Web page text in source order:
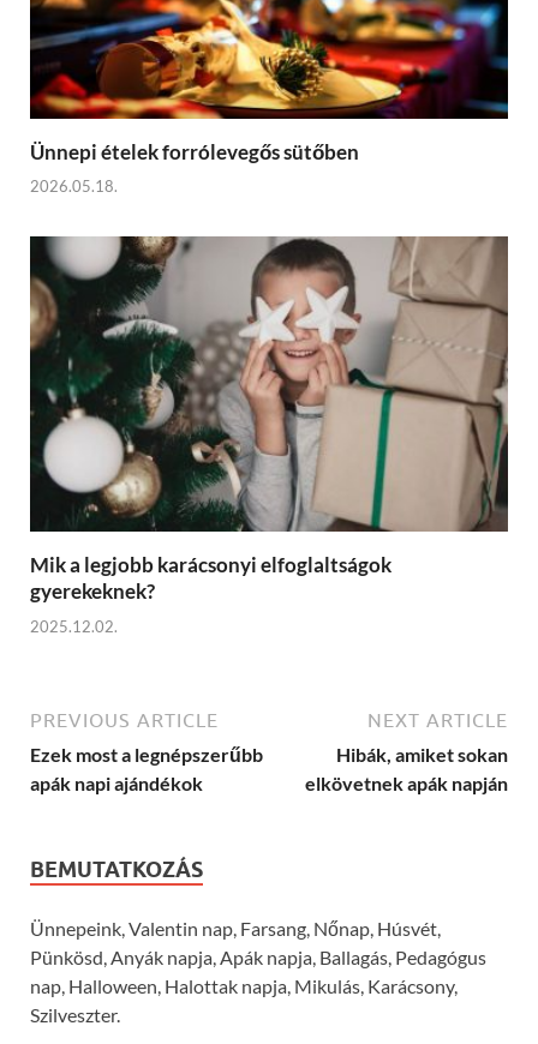
Ünnepi ételek forrólevegős sütőben
2026.05.18.
Mik a legjobb karácsonyi elfoglaltságok
gyerekeknek?
2025.12.02.
PREVIOUS ARTICLE
Ezek most a legnépszerűbb
apák napi ajándékok
NEXT ARTICLE
Hibák, amiket sokan
elkövetnek apák napján
BEMUTATKOZÁS
Ünnepeink, Valentin nap, Farsang, Nőnap, Húsvét,
Pünkösd, Anyák napja, Apák napja, Ballagás, Pedagógus
nap, Halloween, Halottak napja, Mikulás, Karácsony,
Szilveszter.